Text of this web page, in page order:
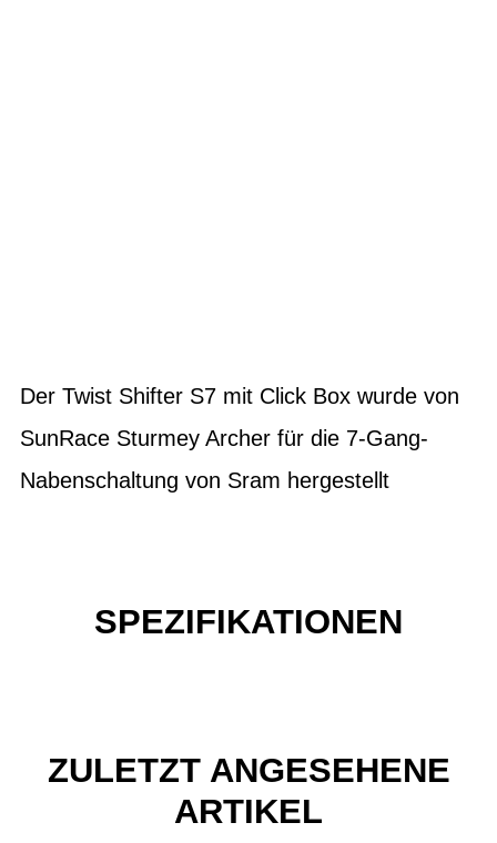
Der Twist Shifter S7 mit Click Box wurde von
SunRace Sturmey Archer für die 7-Gang-
Nabenschaltung von Sram hergestellt
SPEZIFIKATIONEN
ZULETZT ANGESEHENE
ARTIKEL